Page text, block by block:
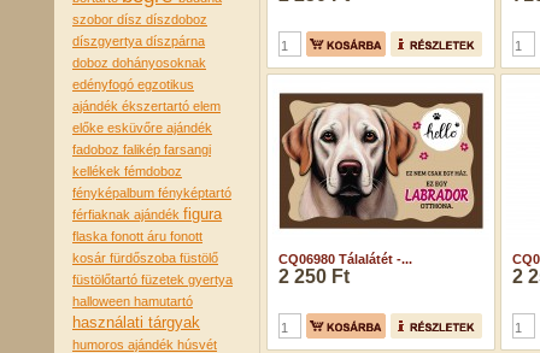
szobor dísz díszdoboz
díszgyertya díszpárna
doboz dohányosoknak
edényfogó egzotikus
ajándék ékszertartó elem
előke esküvőre ajándék
fadoboz falikép farsangi
kellékek fémdoboz
fényképalbum fényképtartó
férfiaknak ajándék figura
flaska fonott áru fonott
kosár fürdőszoba füstölő
füstölőtartó füzetek gyertya
halloween hamutartó
használati tárgyak
humoros ajándék húsvét
CQ06980 Tálalátét -...
2 250 Ft 2